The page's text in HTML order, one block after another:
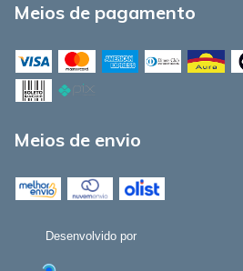
Meios de pagamento
Meios de envio
Desenvolvido por